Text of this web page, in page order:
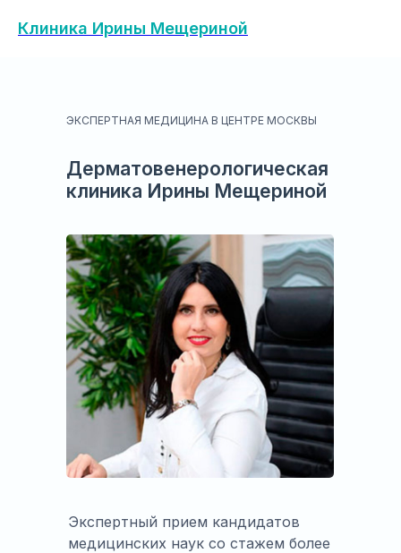
Клиника Ирины Мещериной
Дерматовенерологическая
клиника Ирины Мещериной
Экспертный прием кандидатов
медицинских наук со стажем более
ЭКСПЕРТНАЯ МЕДИЦИНА В ЦЕНТРЕ МОСКВЫ